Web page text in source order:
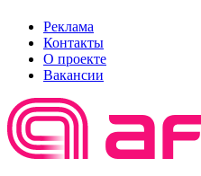
Реклама
Контакты
О проекте
Вакансии